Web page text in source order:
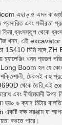
এছাড়াও এমন
প্রসারিত এবং গভীরতা
থেকে
খনন, এই excavator
15410 মিমি
খনন প্রকল্প
Boom হল যে কোন
টেকসই বাহু
থেকে তৈরি,এই
এবং দীর্ঘমেয়াদী উপর
হয়০.৬ ক্যাব মিটার
দক্ষ সরঞ্জাম যা
করতে পারে।